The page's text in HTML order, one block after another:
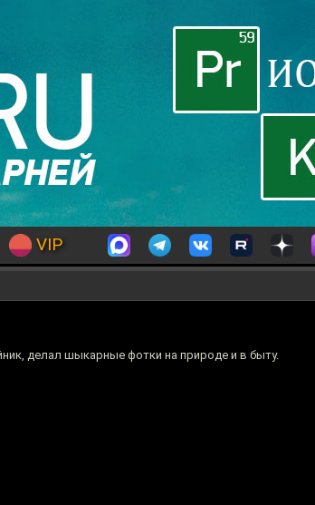
VIP
делал шыкарные фотки на природе и в быту.